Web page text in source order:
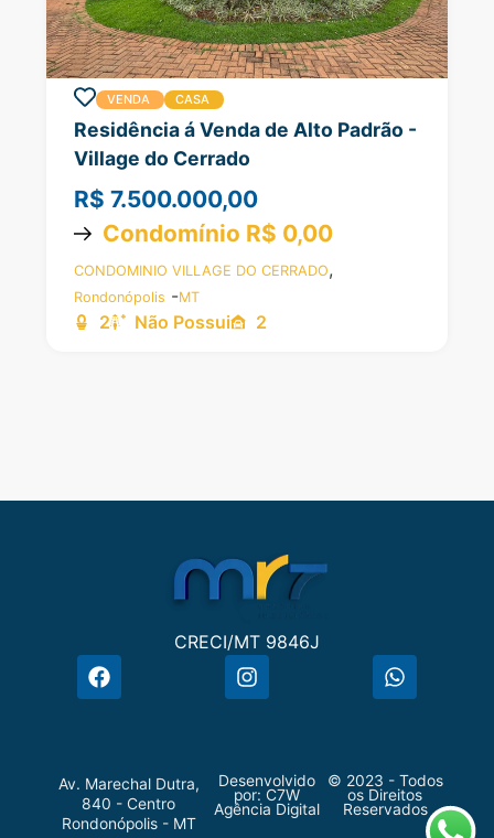
VENDA CASA
Residência á Venda de Alto Padrão -
Village do Cerrado
R$ 7.500.000,00
Condomínio R$ 0,00
CONDOMINIO VILLAGE DO CERRADO,
Rondonópolis -MT
2 Não Possui 2
CRECI/MT 9846J
Av. Marechal Dutra,
840 - Centro
Rondonópolis - MT
Desenvolvido
por: C7W
Agência Digital
© 2023 - Todos
os Direitos
Reservados